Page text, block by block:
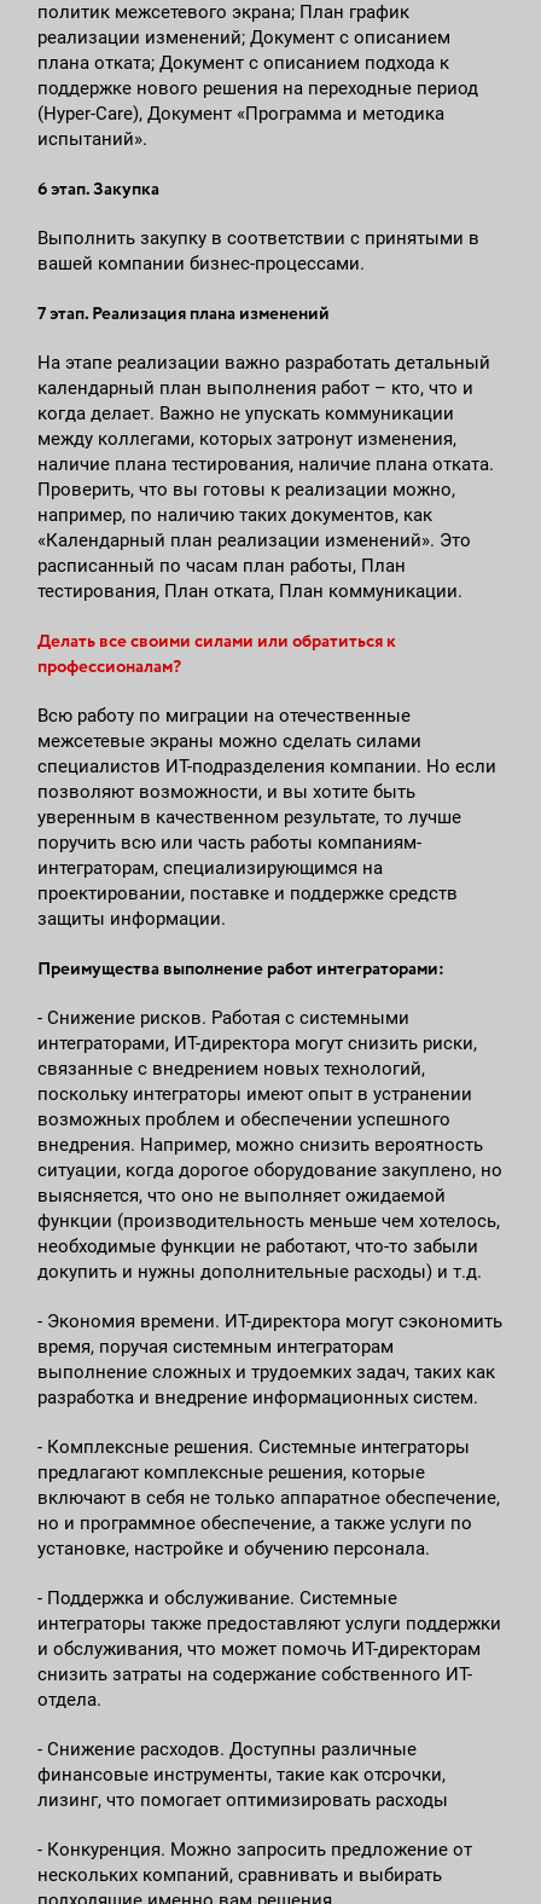
политик межсетевого экрана; План график
реализации изменений; Документ с описанием
плана отката; Документ с описанием подхода к
поддержке нового решения на переходные период
(Hyper-Care), Документ «Программа и методика
испытаний».
6 этап. Закупка
Выполнить закупку в соответствии с принятыми в
вашей компании бизнес-процессами.
7 этап. Реализация плана изменений
На этапе реализации важно разработать детальный
календарный план выполнения работ – кто, что и
когда делает. Важно не упускать коммуникации
между коллегами, которых затронут изменения,
наличие плана тестирования, наличие плана отката.
Проверить, что вы готовы к реализации можно,
например, по наличию таких документов, как
«Календарный план реализации изменений». Это
расписанный по часам план работы, План
тестирования, План отката, План коммуникации.
Делать все своими силами или обратиться к
профессионалам?
Всю работу по миграции на отечественные
межсетевые экраны можно сделать силами
специалистов ИТ-подразделения компании. Но если
позволяют возможности, и вы хотите быть
уверенным в качественном результате, то лучше
поручить всю или часть работы компаниям-
интеграторам, специализирующимся на
проектировании, поставке и поддержке средств
защиты информации.
Преимущества выполнение работ интеграторами:
- Снижение рисков. Работая с системными
интеграторами, ИТ-директора могут снизить риски,
связанные с внедрением новых технологий,
поскольку интеграторы имеют опыт в устранении
возможных проблем и обеспечении успешного
внедрения. Например, можно снизить вероятность
ситуации, когда дорогое оборудование закуплено, но
выясняется, что оно не выполняет ожидаемой
функции (производительность меньше чем хотелось,
необходимые функции не работают, что-то забыли
докупить и нужны дополнительные расходы) и т.д.
- Экономия времени. ИТ-директора могут сэкономить
время, поручая системным интеграторам
выполнение сложных и трудоемких задач, таких как
разработка и внедрение информационных систем.
- Комплексные решения. Системные интеграторы
предлагают комплексные решения, которые
включают в себя не только аппаратное обеспечение,
но и программное обеспечение, а также услуги по
установке, настройке и обучению персонала.
- Поддержка и обслуживание. Системные
интеграторы также предоставляют услуги поддержки
и обслуживания, что может помочь ИТ-директорам
снизить затраты на содержание собственного ИТ-
отдела.
- Снижение расходов. Доступны различные
финансовые инструменты, такие как отсрочки,
лизинг, что помогает оптимизировать расходы
- Конкуренция. Можно запросить предложение от
нескольких компаний, сравнивать и выбирать